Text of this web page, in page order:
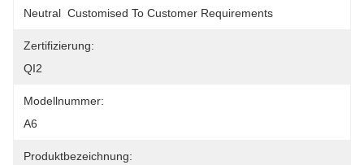
Neutral  Customised To Customer Requirements
Zertifizierung:
QI2
Modellnummer:
A6
Produktbezeichnung: